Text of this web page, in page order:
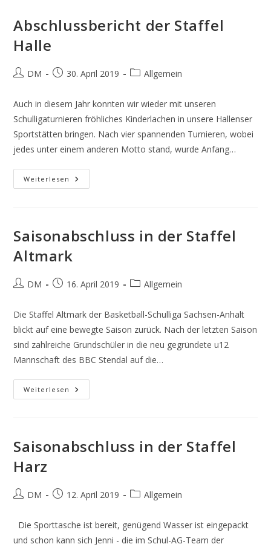
Abschlussbericht der Staffel
Halle
Beitrags-
DM
Beitrag30. April 2019
Beitrags-
Allgemein
Auch in diesem Jahr konnten wir wieder mit unseren
Schulligaturnieren fröhliches Kinderlachen in unsere Hallenser
Sportstätten bringen. Nach vier spannenden Turnieren, wobei
jedes unter einem anderen Motto stand, wurde Anfang…
Weiterlesen Abschlussbericht
Der
Saisonabschluss in der Staffel
Altmark
Beitrags-
DM
Beitrag16. April 2019
Beitrags-
Allgemein
Die Staffel Altmark der Basketball-Schulliga Sachsen-Anhalt
blickt auf eine bewegte Saison zurück. Nach der letzten Saison
sind zahlreiche Grundschüler in die neu gegründete u12
Mannschaft des BBC Stendal auf die…
Weiterlesen Saisonabschluss
In
Saisonabschluss in der Staffel
Harz
Beitrags-
DM
Beitrag12. April 2019
Beitrags-
Allgemein
Die Sporttasche ist bereit, genügend Wasser ist eingepackt
und schon kann sich Jenni - die im Schul-AG-Team der